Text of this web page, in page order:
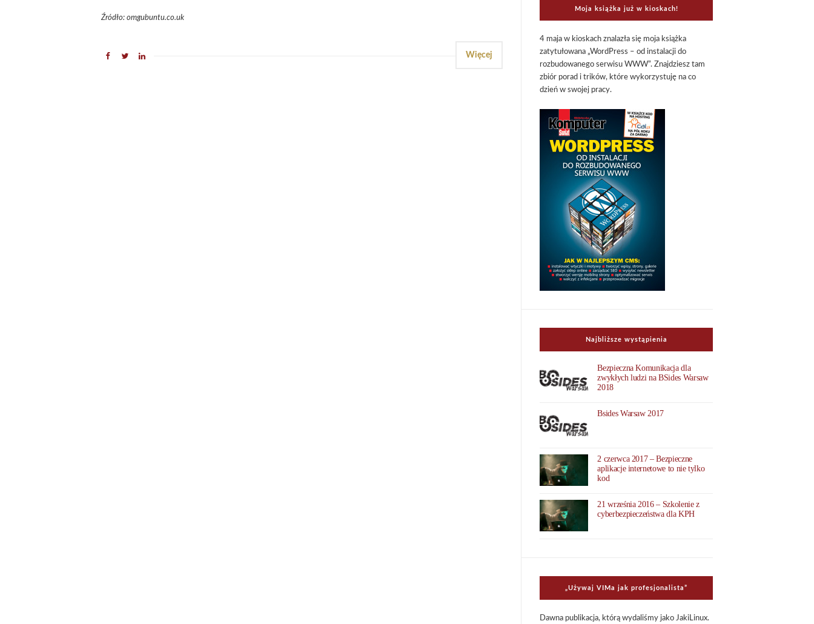
Źródło: omgubuntu.co.uk
Więcej
Moja książka już w kioskach!
4 maja w kioskach znalazła się moja książka
zatytułowana „WordPress – od instalacji do
rozbudowanego serwisu WWW”. Znajdziesz tam
zbiór porad i trików, które wykorzystuję na co
dzień w swojej pracy.
Najbliższe wystąpienia
Bezpieczna Komunikacja dla
zwykłych ludzi na BSides Warsaw
2018
Bsides Warsaw 2017
2 czerwca 2017 – Bezpieczne
aplikacje internetowe to nie tylko
kod
21 września 2016 – Szkolenie z
cyberbezpieczeństwa dla KPH
„Uży­waj VIMa jak pro­fe­sjo­na­li­sta”
Dawna publi­ka­cja, którą wyda­li­śmy jako Jaki­Li­nux.